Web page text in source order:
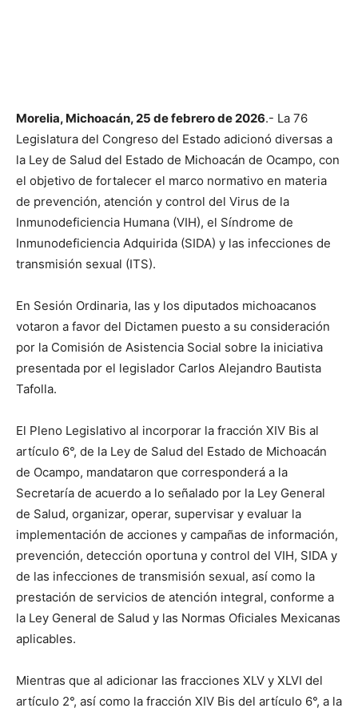
Morelia, Michoacán, 25 de febrero de 2026.- La 76
Legislatura del Congreso del Estado adicionó diversas a
la Ley de Salud del Estado de Michoacán de Ocampo, con
el objetivo de fortalecer el marco normativo en materia
de prevención, atención y control del Virus de la
Inmunodeficiencia Humana (VIH), el Síndrome de
Inmunodeficiencia Adquirida (SIDA) y las infecciones de
transmisión sexual (ITS).
En Sesión Ordinaria, las y los diputados michoacanos
votaron a favor del Dictamen puesto a su consideración
por la Comisión de Asistencia Social sobre la iniciativa
presentada por el legislador Carlos Alejandro Bautista
Tafolla.
El Pleno Legislativo al incorporar la fracción XIV Bis al
artículo 6°, de la Ley de Salud del Estado de Michoacán
de Ocampo, mandataron que corresponderá a la
Secretaría de acuerdo a lo señalado por la Ley General
de Salud, organizar, operar, supervisar y evaluar la
implementación de acciones y campañas de información,
prevención, detección oportuna y control del VIH, SIDA y
de las infecciones de transmisión sexual, así como la
prestación de servicios de atención integral, conforme a
la Ley General de Salud y las Normas Oficiales Mexicanas
aplicables.
Mientras que al adicionar las fracciones XLV y XLVI del
artículo 2°, así como la fracción XIV Bis del artículo 6°, a la